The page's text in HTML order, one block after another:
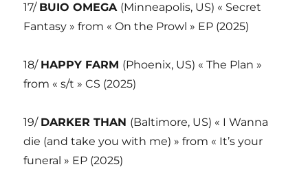
17/ BUIO OMEGA (Minneapolis, US) « Secret
Fantasy » from « On the Prowl » EP (2025)
18/ HAPPY FARM (Phoenix, US) « The Plan »
from « s/t » CS (2025)
19/ DARKER THAN (Baltimore, US) « I Wanna
die (and take you with me) » from « It’s your
funeral » EP (2025)